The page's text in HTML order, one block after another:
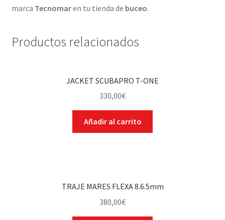
marca Tecnomaren tu tienda de buceo.
Productos relacionados
JACKET SCUBAPRO T-ONE
330,00€
Añadir al carrito
TRAJE MARES FLEXA 8.6.5mm
380,00€